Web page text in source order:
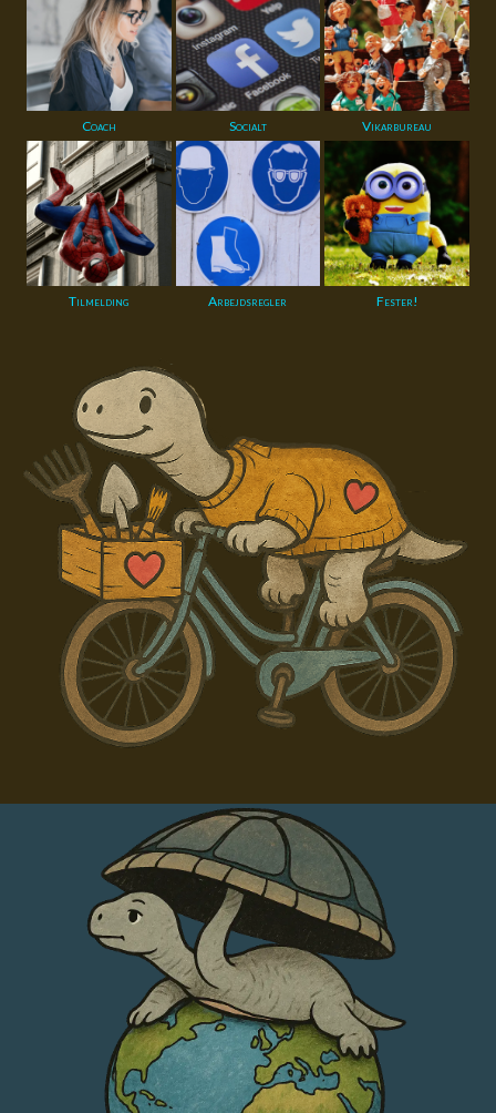
Coach Socialt Vikarbureau
Tilmelding Arbejdsregler Fester!